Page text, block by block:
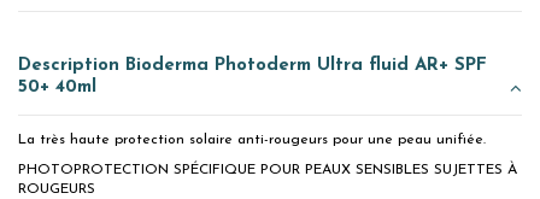
Description Bioderma Photoderm Ultra fluid AR+ SPF
50+ 40ml
La très haute protection solaire anti-rougeurs pour une peau unifiée.
PHOTOPROTECTION SPÉCIFIQUE POUR PEAUX SENSIBLES SUJETTES À
ROUGEURS